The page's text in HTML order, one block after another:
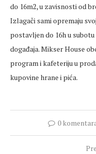
do 16m2, u zavisnosti od
Izlagači sami opremaju
postavljen do 16h u
događaja. Mikser House
program i kafeteriju u
kupovine hrane i pića.
0